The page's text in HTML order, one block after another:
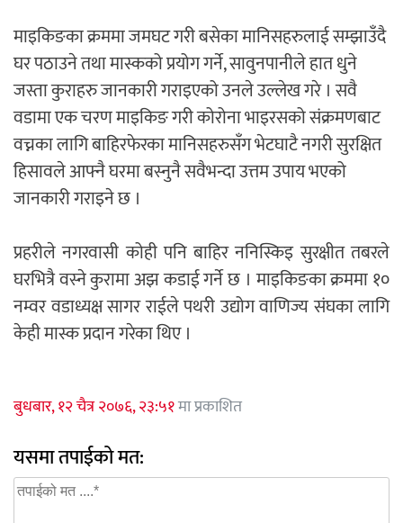
माइकिङका क्रममा जमघट गरी बसेका मानिसहरुलाई सम्झाउँदै
घर पठाउने तथा मास्कको प्रयोग गर्ने, सावुनपानीले हात धुने
जस्ता कुराहरु जानकारी गराइएको उनले उल्लेख गरे । सवै
वडामा एक चरण माइकिङ गरी कोरोना भाइरसको संक्रमणबाट
वच्नका लागि बाहिरफेरका मानिसहरुसँग भेटघाटै नगरी सुरक्षित
हिसावले आफ्नै घरमा बस्नुनै सवैभन्दा उत्तम उपाय भएको
जानकारी गराइने छ ।
प्रहरीले नगरवासी कोही पनि बाहिर ननिस्किइ सुरक्षीत तबरले
घरभित्रै वस्ने कुरामा अझ कडाई गर्ने छ । माइकिङका क्रममा १०
नम्वर वडाध्यक्ष सागर राईले पथरी उद्योग वाणिज्य संघका लागि
केही मास्क प्रदान गरेका थिए ।
बुधबार, १२ चैत्र २०७६, २३:५१मा प्रकाशित
यसमा तपाईको मत: